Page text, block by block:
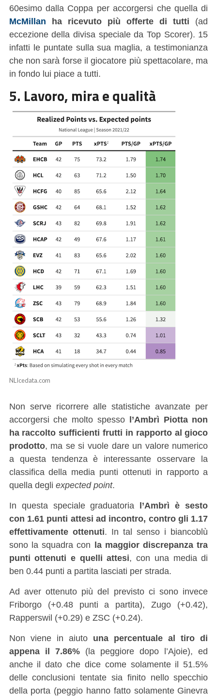
60esimo dalla Coppa per accorgersi che quella di
McMillan
ha ricevuto più offerte di tutti (ad
eccezione della divisa speciale da Top Scorer). 15
infatti le puntate sulla sua maglia, a testimonianza
che non sarà forse il giocatore più spettacolare, ma
in fondo lui piace a tutti.
5. Lavoro, mira e qualità
NLIcedata.com
Non serve ricorrere alle statistiche avanzate per
accorgersi che molto spesso l’Ambrì Piotta non
ha raccolto sufficienti frutti in rapporto al gioco
prodotto, ma se si vuole dare un valore numerico
a questa tendenza è interessante osservare la
classifica della media punti ottenuti in rapporto a
quella degli expected point.
In questa speciale graduatoria l’Ambrì è sesto
con 1.61 punti attesi ad incontro, contro gli 1.17
effettivamente ottenuti. In tal senso i biancoblù
sono la squadra con la maggior discrepanza tra
punti ottenuti e quelli attesi, con una media di
ben 0.44 punti a partita lasciati per strada.
Ad aver ottenuto più del previsto ci sono invece
Friborgo (+0.48 punti a partita), Zugo (+0.42),
Rapperswil (+0.29) e ZSC (+0.24).
Non viene in aiuto una percentuale al tiro di
appena il 7.86%(la peggiore dopo l’Ajoie), ed
anche il dato che dice come solamente il 51.5%
delle conclusioni tentate sia finito nello specchio
della porta (peggio hanno fatto solamente Ginevra